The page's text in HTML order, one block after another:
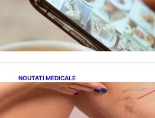
Revoluția Bateriilor pentru
Telefoane: Avantaje, Provocări
și Viitorul Tehnologiei
Energetice
NOUTATI MEDICALE
Varicele și Umflarea Picioarelor
pe Caniculă: Înțelegerea
Simptomelor și Măsurilor de